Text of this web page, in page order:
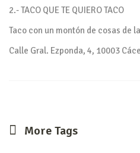
2.- TACO QUE TE QUIERO TACO
Taco con un montón de cosas de
Calle Gral. Ezponda, 4, 10003
More Tags